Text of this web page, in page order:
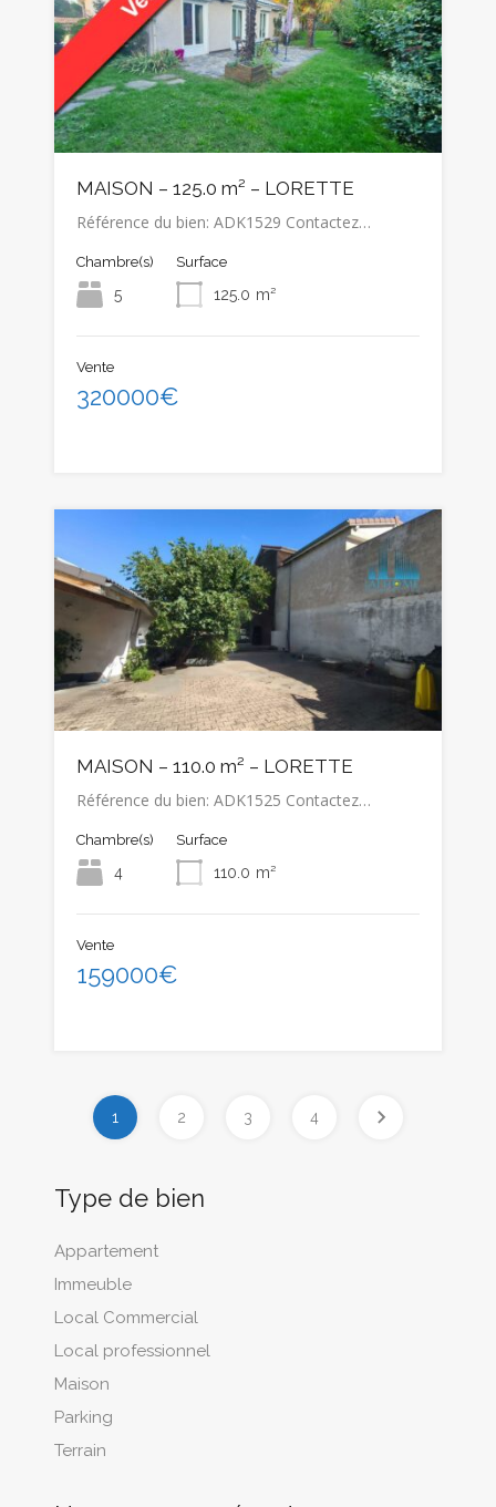
MAISON – 125.0 m² – LORETTE
Référence du bien: ADK1529 Contactez…
Chambre(s)
5
Surface
125.0 m²
Vente
320000€
MAISON – 110.0 m² – LORETTE
Référence du bien: ADK1525 Contactez…
Chambre(s)
4
Surface
110.0 m²
Vente
159000€
1 2 3 4
Type de bien
Appartement
Immeuble
Local Commercial
Local professionnel
Maison
Parking
Terrain